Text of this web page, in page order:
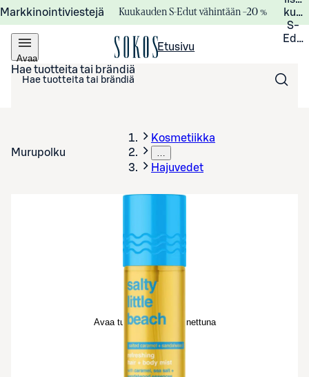
Markkinointiviestejä Kuukauden S-Edut vähintään –20 %
S-
Avaa
valikko
Etusivu
Hae tuotteita tai brändiä
Murupolku
Kosmetiikka
…
Hajuvedet
Avaa tuotekuva suurennettuna